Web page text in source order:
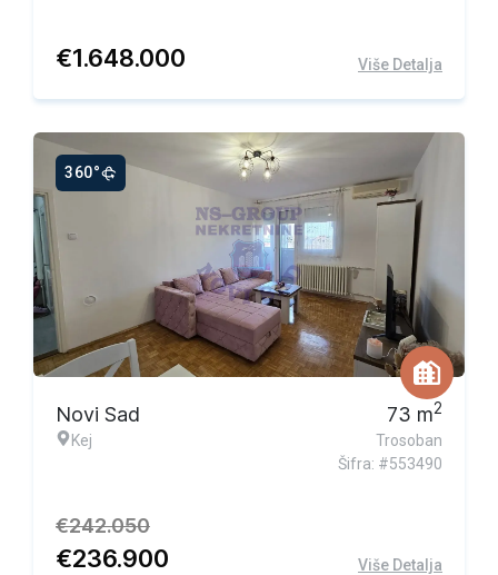
€1.648.000 Više Detalja
360°
Ekskluzivna ponuda
Novi Sad
Kej
73 m2
Trosoban
Šifra: #553490
€242.050
€236.900 Više Detalja